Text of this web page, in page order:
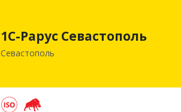
1С-Рарус Севастополь
Севастополь
299011, Севастополь г, Кулакова ул,